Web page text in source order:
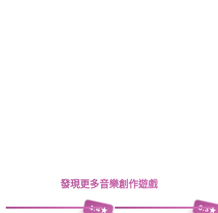
發現更多音樂創作遊戲
4.4★ 3.3★